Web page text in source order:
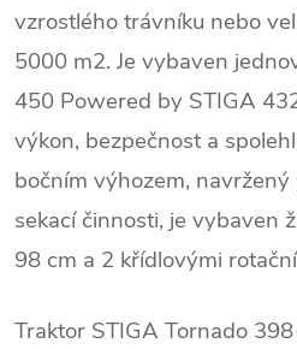
vzrostlého trávníku nebo
5000 m2. Je vybaven
450 Powered by STIGA
výkon, bezpečnost a
bočním výhozem,
sekací činnosti, je vybaven
98 cm a 2 křídlovými
Traktor STIGA Tornado